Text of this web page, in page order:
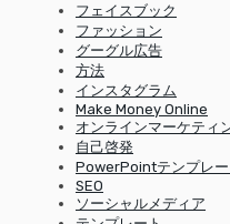
フェイスブック
ファッション
グーグル広告
方法
インスタグラム
Make Money Online
オンラインマーケティ
自己啓発
PowerPointテンプレー
SEO
ソーシャルメディア